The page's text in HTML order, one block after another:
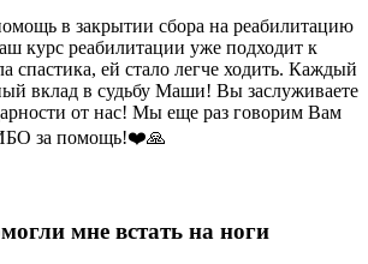
в закрытии сбора на реабилитацию
курс реабилитации уже подходит к
спастика, ей стало легче ходить. Каждый
вклад в судьбу Маши! Вы заслуживаете
от нас! Мы еще раз говорим Вам
за помощь!❤️🙏
мне встать на ноги